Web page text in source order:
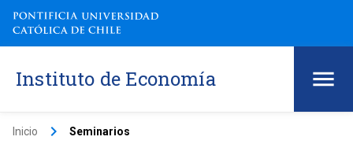
Instituto de Economía
Inicio keyboard_arrow_right Seminarios